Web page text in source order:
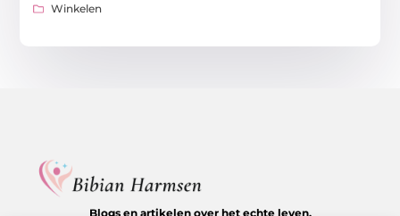
Winkelen
Blogs en artikelen over het echte leven.